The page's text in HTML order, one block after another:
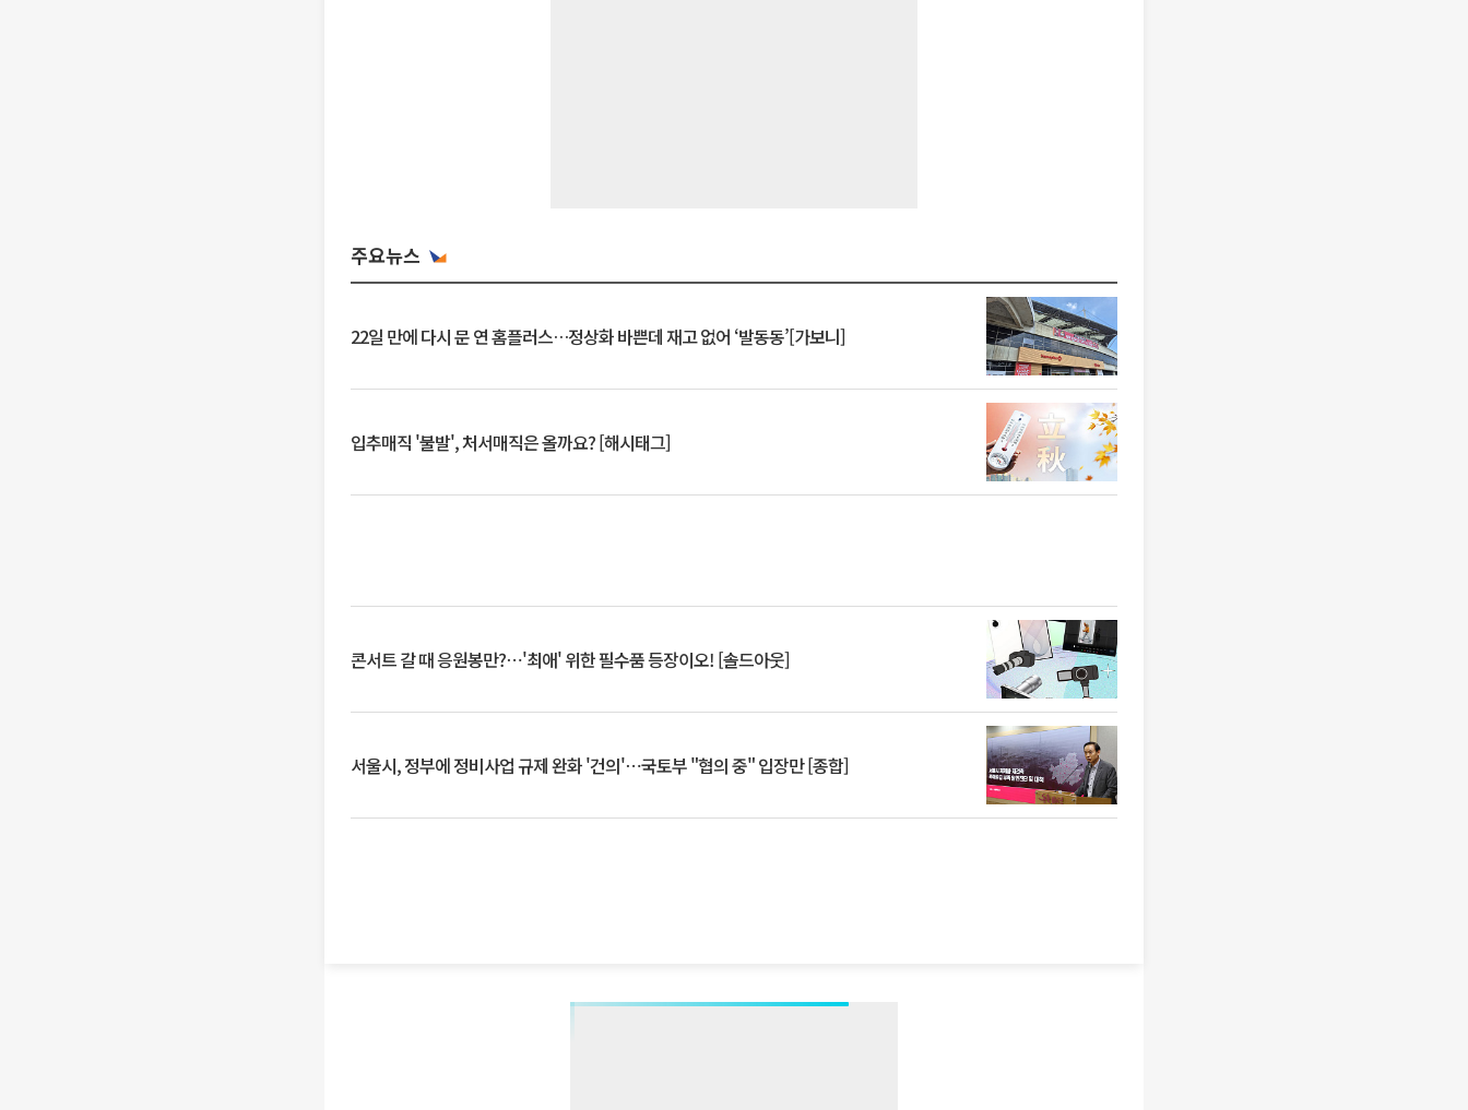
주요뉴스
22일 만에 다시 문 연 홈플러스…정상화 바쁜데 재고 없어 ‘발동동’[가보니]
입추매직 '불발', 처서매직은 올까요? [해시태그]
콘서트 갈 때 응원봉만?⋯'최애' 위한 필수품 등장이오! [솔드아웃]
서울시, 정부에 정비사업 규제 완화 '건의'⋯국토부 "협의 중" 입장만 [종합]